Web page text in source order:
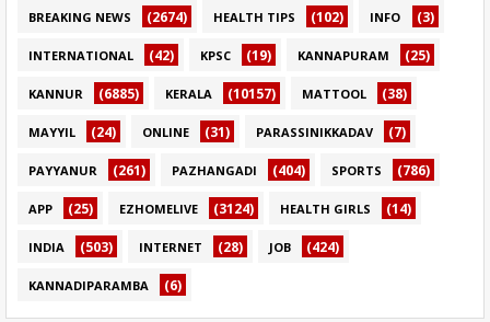
BREAKING NEWS (2674) HEALTH TIPS (102) INFO (3)
INTERNATIONAL (42) KPSC (19) KANNAPURAM (25)
KANNUR (6885) KERALA (10157) MATTOOL (38)
MAYYIL (24) ONLINE (31) PARASSINIKKADAV (7)
PAYYANUR (261) PAZHANGADI (404) SPORTS (786)
APP (25) EZHOMELIVE (3124) HEALTH GIRLS (14)
INDIA (503) INTERNET (28) JOB (424)
KANNADIPARAMBA (6)